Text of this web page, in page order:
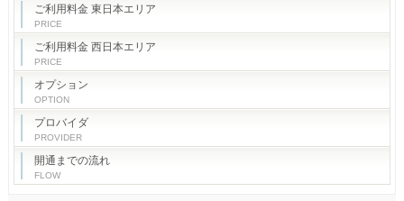
ご利用料金 東日本エリア
PRICE
ご利用料金 西日本エリア
PRICE
オプション
OPTION
プロバイダ
PROVIDER
開通までの流れ
FLOW